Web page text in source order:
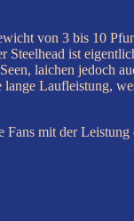
von 3 bis 10
ist
laichen jedoch
Laufleistung,
mit der Leistung